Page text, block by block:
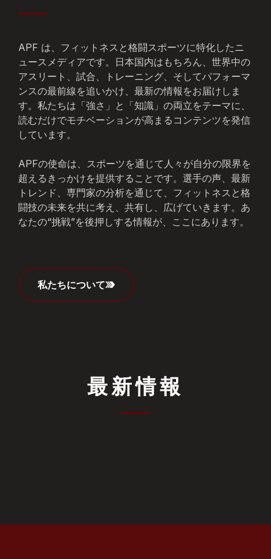
APF は、フィットネスと格闘スポーツに特化したニ
ュースメディアです。日本国内はもちろん、世界中の
アスリート、試合、トレーニング、そしてパフォーマ
ンスの最前線を追いかけ、最新の情報をお届けしま
す。私たちは「強さ」と「知識」の両立をテーマに、
読むだけでモチベーションが高まるコンテンツを発信
しています。
APFの使命は、スポーツを通じて人々が自分の限界を
超えるきっかけを提供することです。選手の声、最新
トレンド、専門家の分析を通じて、フィットネスと格
闘技の未来を共に考え、共有し、広げていきます。あ
なたの“挑戦”を後押しする情報が、ここにあります。
私たちについて
最新情報